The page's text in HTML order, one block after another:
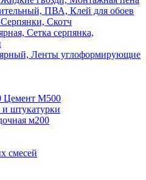
ПВА, Клей для обоев
Скотч
Сетка серпянка,
Ленты углоформирующие
Цемент М500
и штукатурки
м200
смесей